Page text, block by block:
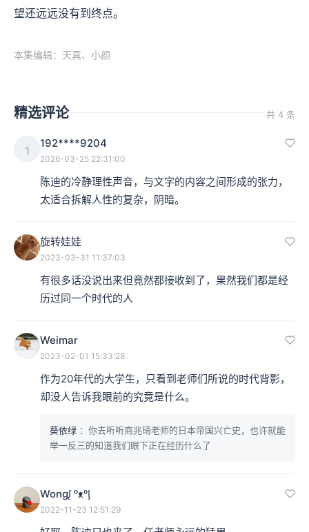
望还远远没有到终点。
本集编辑：天真、小颜
精选评论 共 4 条
1
192****9204
2026-03-25 22:31:00
陈迪的冷静理性声音，与文字的内容之间形成的张力，
太适合拆解人性的复杂，阴暗。
旋转娃娃
2023-03-31 11:37:03
有很多话没说出来但竟然都接收到了，果然我们都是经
历过同一个时代的人
Weimar
2023-02-01 15:33:28
作为20年代的大学生，只看到老师们所说的时代背影，
却没人告诉我眼前的究竟是什么。
葵依绿 ：你去听听商兆琦老师的日本帝国兴亡史，也许就能
举一反三的知道我们眼下正在经历什么了
Wongᶘ ᵒᴥᵒᶅ
2022-11-23 12:51:29